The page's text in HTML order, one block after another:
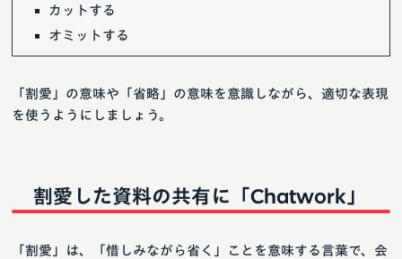
カットする
オミットする
「割愛」の意味や「省略」の意味を意識しながら、適切な表現
を使うようにしましょう。
割愛した資料の共有に「Chatwork」
「割愛」は、「惜しみながら省く」ことを意味する言葉で、会